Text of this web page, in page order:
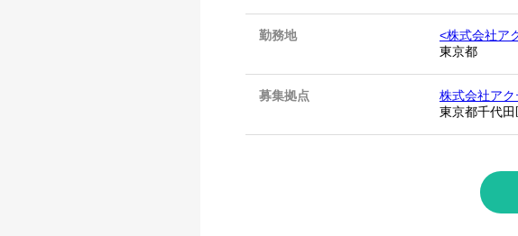
勤務地
<株式会社ア
東京都
募集拠点
株式会社ア
東京都千代